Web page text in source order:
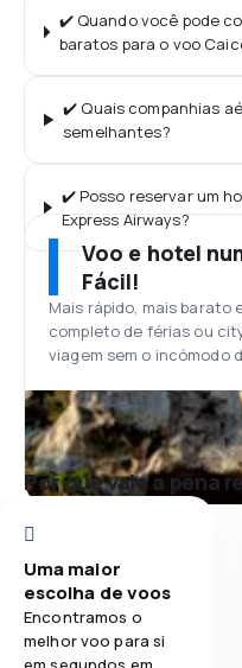
✔️ Quando você pode
baratos para o voo
✔️ Quais companhias
semelhantes?
✔️ Posso reservar um
Express Airways?
Voo e hotel
Fácil!
Mais rápido, mais barato
completo de férias ou
viagem sem o incómodo
Por que vale a pena
Uma maior
escolha de voos
Encontramos o
melhor voo para si